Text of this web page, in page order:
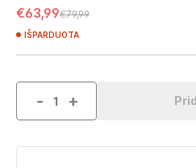
the
images
gallery
€63,99€79,99
IŠPARDUOTA
- +